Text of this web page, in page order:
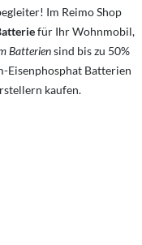
Im Reimo Shop
für Ihr Wohnmobil,
Batteriensind bis zu 50%
Eisenphosphat Batterien
kaufen.